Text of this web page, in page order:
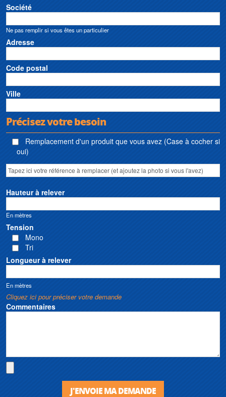
Société
Ne pas remplir si vous êtes un particulier
Adresse
Code postal
Ville
Précisez votre besoin
Remplacement d'un produit que vous avez (Case à cocher si
oui)
Hauteur à relever
En mètres
Tension
Mono
Tri
Longueur à relever
En mètres
Cliquez ici pour préciser votre demande
Commentaires
J'ENVOIE MA DEMANDE